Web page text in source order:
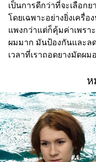
เป็นการดีกว่าที่จะเลือก
โดยเฉพาะอย่างยิ่งเครื่อ
แพงกว่าแต่ก็คุ้มค่าเพรา
ผมมาก มันป้องกันและล
เวลาที่เราถอดยางมัดผ
ห